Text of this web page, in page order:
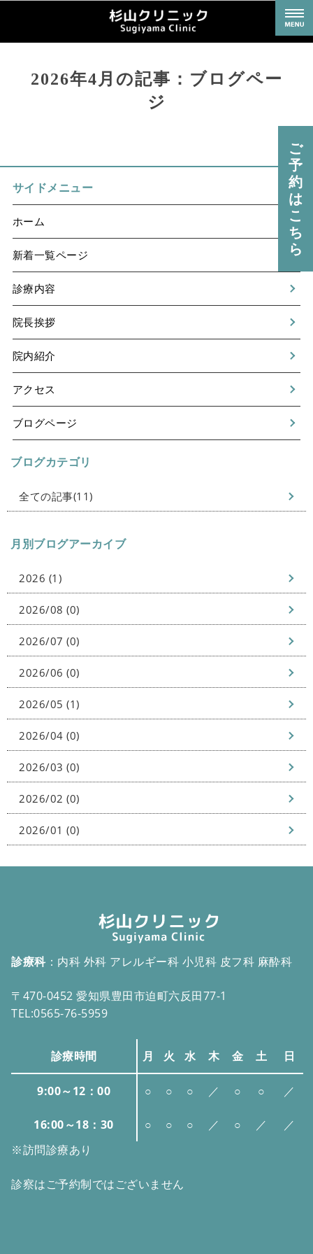
治療に対応しております。
ブログページ
2026年4月の記事：ブログペー
ジ
ご
予
約
は
こ
ち
ら
サイドメニュー
ホーム
新着一覧ページ
診療内容
院長挨拶
院内紹介
アクセス
ブログページ
ブログカテゴリ
全ての記事(11)
月別ブログアーカイブ
2026 (1)
2026/08 (0)
2026/07 (0)
2026/06 (0)
2026/05 (1)
2026/04 (0)
2026/03 (0)
2026/02 (0)
2026/01 (0)
診療科：内科 外科 アレルギー科 小児科 皮フ科 麻酔科
〒470-0452 愛知県豊田市迫町六反田77-1
TEL:0565-76-5959
診療時間 月 火 水 木 金 土 日
9:00～12：00 ○ ○ ○ ／ ○ ○ ／
16:00～18：30 ○ ○ ○ ／ ○ ／
／
※訪問診療あり
診察はご予約制ではございません